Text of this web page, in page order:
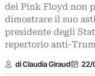
dei Pink Floyd non
dimostrare il suo
presidente degli
repertorio anti-
di Claudia Giraud 22/